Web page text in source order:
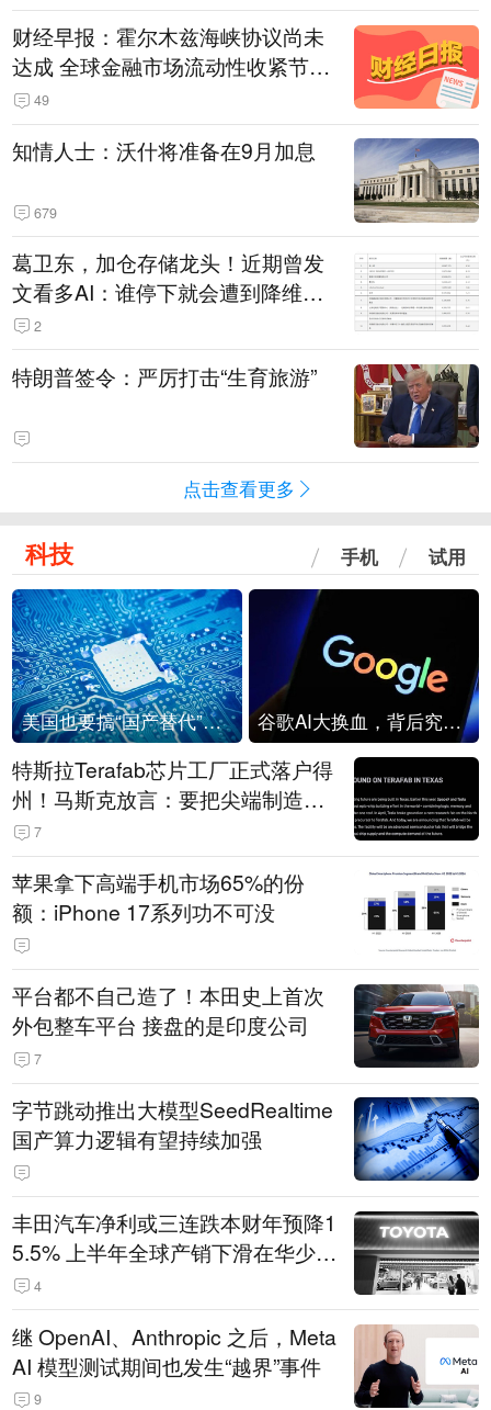
财经早报：霍尔木兹海峡协议尚未
达成 全球金融市场流动性收紧节奏
暂缓
49
知情人士：沃什将准备在9月加息
679
葛卫东，加仓存储龙头！近期曾发
文看多AI：谁停下就会遭到降维打
击 2
特朗普签令：严厉打击“生育旅游”
点击查看更多
科技 手机 试用
美国也要搞“国产替代”？先算清三笔账 谷歌AI大换血，背后究竟发生了什么？
特斯拉Terafab芯片工厂正式落户得
州！马斯克放言：要把尖端制造带
回美国
7
苹果拿下高端手机市场65%的份
额：iPhone 17系列功不可没
平台都不自己造了！本田史上首次
外包整车平台 接盘的是印度公司
7
字节跳动推出大模型SeedRealtime
国产算力逻辑有望持续加强
丰田汽车净利或三连跌本财年预降1
5.5% 上半年全球产销下滑在华少卖
14.3万辆
4
继 OpenAI、Anthropic 之后，Meta
AI 模型测试期间也发生“越界”事件
9